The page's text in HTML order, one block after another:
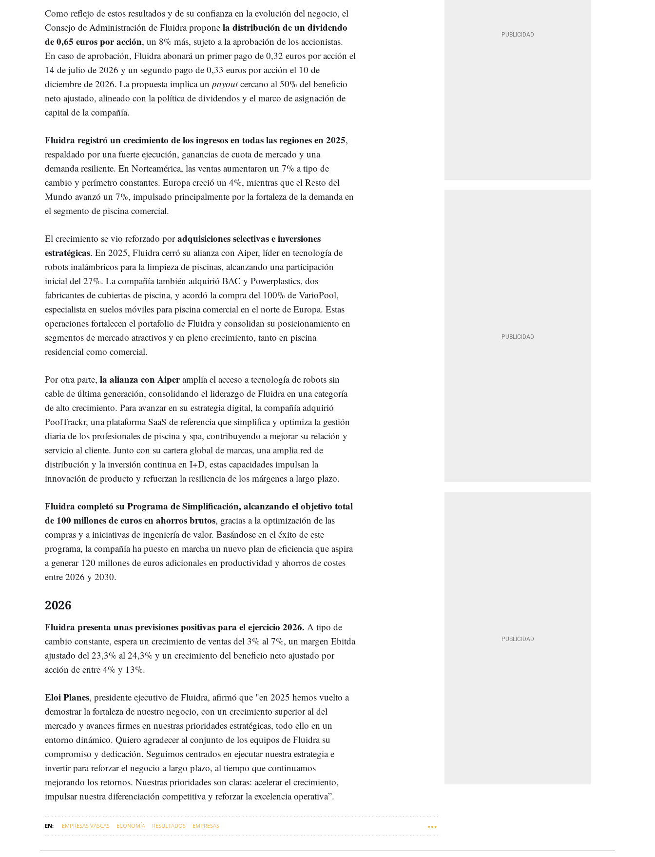
Como reflejo de estos resultados y de su confianza en la evolución del negocio, el
Consejo de Administración de Fluidra propone la distribución de un dividendo
de 0,65 euros por acción, un 8% más, sujeto a la aprobación de los accionistas.
En caso de aprobación, Fluidra abonará un primer pago de 0,32 euros por acción el
14 de julio de 2026 y un segundo pago de 0,33 euros por acción el 10 de
diciembre de 2026. La propuesta implica un payoutcercano al 50% del beneficio
neto ajustado, alineado con la política de dividendos y el marco de asignación de
capital de la compañía.
Fluidra registró un crecimiento de los ingresos en todas las regiones en 2025,
respaldado por una fuerte ejecución, ganancias de cuota de mercado y una
demanda resiliente. En Norteamérica, las ventas aumentaron un 7% a tipo de
cambio y perímetro constantes. Europa creció un 4%, mientras que el Resto del
Mundo avanzó un 7%, impulsado principalmente por la fortaleza de la demanda en
el segmento de piscina comercial.
El crecimiento se vio reforzado poradquisiciones selectivas e inversiones
estratégicas. En 2025, Fluidra cerró su alianza con Aiper, líder en tecnología de
robots inalámbricos para la limpieza de piscinas, alcanzando una participación
inicial del 27%. La compañía también adquirió BAC y Powerplastics, dos
fabricantes de cubiertas de piscina, y acordó la compra del 100% de VarioPool,
especialista en suelos móviles para piscina comercial en el norte de Europa. Estas
operaciones fortalecen el portafolio de Fluidra y consolidan su posicionamiento en
segmentos de mercado atractivos y en pleno crecimiento, tanto en piscina
residencial como comercial.
Por otra parte, la alianza con Aiperamplía el acceso a tecnología de robots sin
cable de última generación, consolidando el liderazgo de Fluidra en una categoría
de alto crecimiento. Para avanzar en su estrategia digital, la compañía adquirió
PoolTrackr, una plataforma SaaS de referencia que simplifica y optimiza la gestión
diaria de los profesionales de piscina y spa, contribuyendo a mejorar su relación y
servicio al cliente. Junto con su cartera global de marcas, una amplia red de
distribución y la inversión continua en I+D, estas capacidades impulsan la
innovación de producto y refuerzan la resiliencia de los márgenes a largo plazo.
Fluidra completó su Programa de Simplificación, alcanzando el objetivo total
de 100 millones de euros en ahorros brutos, gracias a la optimización de las
compras y a iniciativas de ingeniería de valor. Basándose en el éxito de este
programa, la compañía ha puesto en marcha un nuevo plan de eficiencia que aspira
a generar 120 millones de euros adicionales en productividad y ahorros de costes
entre 2026 y 2030.
2026
Fluidra presenta unas previsiones positivas para el ejercicio 2026. A tipo de
cambio constante, espera un crecimiento de ventas del 3% al 7%, un margen Ebitda
ajustado del 23,3% al 24,3% y un crecimiento del beneficio neto ajustado por
acción de entre 4% y 13%.
Eloi Planes, presidente ejecutivo de Fluidra, afirmó que "en 2025 hemos vuelto a
demostrar la fortaleza de nuestro negocio, con un crecimiento superior al del
mercado y avances firmes en nuestras prioridades estratégicas, todo ello en un
entorno dinámico. Quiero agradecer al conjunto de los equipos de Fluidra su
compromiso y dedicación. Seguimos centrados en ejecutar nuestra estrategia e
invertir para reforzar el negocio a largo plazo, al tiempo que continuamos
mejorando los retornos. Nuestras prioridades son claras: acelerar el crecimiento,
impulsar nuestra diferenciación competitiva y reforzar la excelencia operativa”.
EMPRESAS VASCAS ECONOMÍA RESULTADOS EMPRESAS